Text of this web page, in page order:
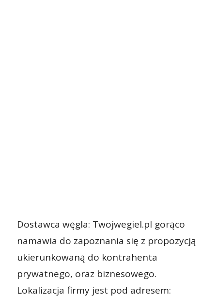
Dostawca węgla: Twojwegiel.pl gorąco
namawia do zapoznania się z propozycją
ukierunkowaną do kontrahenta
prywatnego, oraz biznesowego.
Lokalizacja firmy jest pod adresem: